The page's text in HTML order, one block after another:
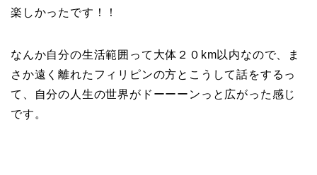
楽しかったです！！
なんか自分の生活範囲って大体２０km以内なので、ま
さか遠く離れたフィリピンの方とこうして話をするっ
て、自分の人生の世界がドーーーンっと広がった感じ
です。